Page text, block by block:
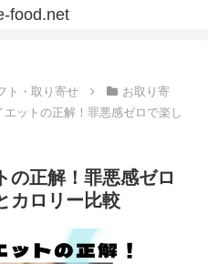
food.net
ト・取り寄せ
お取り寄
エットの正解！罪悪感ゼロで楽し
の正解！罪悪感ゼロ
カロリー比較